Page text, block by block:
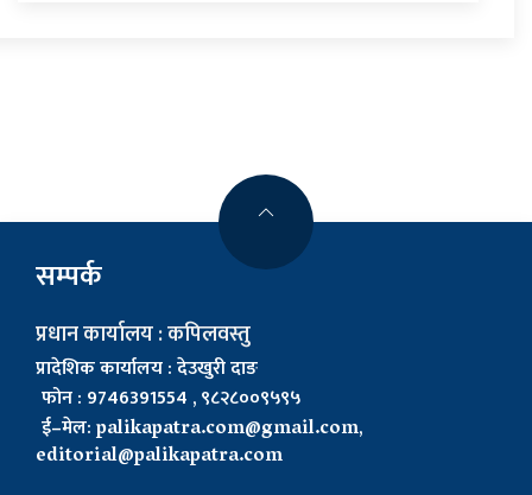
सम्पर्क
प्रधान कार्यालय : कपिलवस्तु
प्रादेशिक कार्यालय : देउखुरी दाङ
फोन : 9746391554 , ९८२८००९५९५
ई–मेल:palikapatra.com@gmail.com,
editorial@palikapatra.com